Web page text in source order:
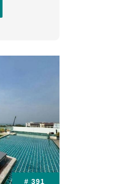
# 391